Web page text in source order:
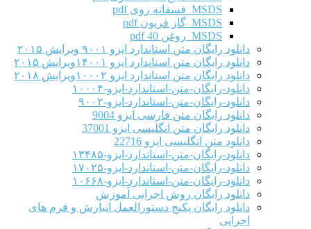
MSDS فسفاته روی pdf
MSDS گاز فریون pdf
MSDS روغن 40 pdf
دانلود رایگان متن استاندارد ایزو ۹۰۰۱ ویرایش ۲۰۱۵
دانلود رایگان متن استاندارد ایزو ۱۴۰۰۱ویرایش ۲۰۱۵
دانلود رایگان متن استاندارد ایزو ۱۰۰۰۲ویرایش ۲۰۱۸
دانلود-رایگان-متن-استاندارد-ایزو-۱۰۰۰۴
دانلود-رایگان-متن-استاندارد-ایزو-۹۰۰۲
دانلود رایگان متن فارسی ایزو 9004
دانلود رایگان متن انگلیسی ایزو 37001
دانلود متن انگلیسی ایزو 22716
دانلود-رایگان-متن-استاندارد-ایزو-۱۳۴۸۵
دانلود-رایگان-متن-استاندارد-ایزو-۱۷۰۲۵
دانلود-رایگان-متن-استاندارد-ایزو-۱۰۶۶۸
دانلود رایگان روش اجرایی آموزش
دانلود رایگان پکیج دستورالعمل انبارش و فرم های
اجرایی